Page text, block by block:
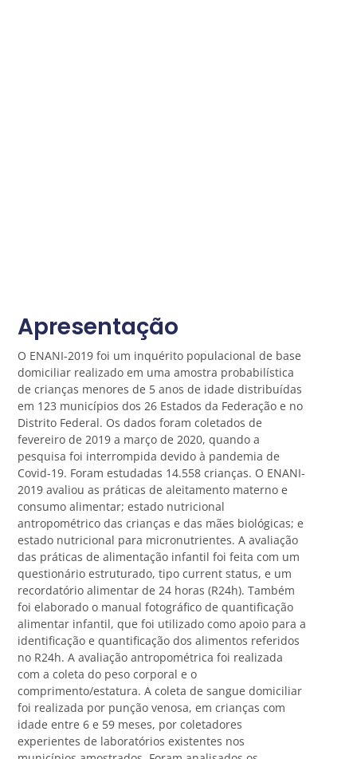
Apresentação
O ENANI-2019 foi um inquérito populacional de base
domiciliar realizado em uma amostra probabilística
de crianças menores de 5 anos de idade distribuídas
em 123 municípios dos 26 Estados da Federação e no
Distrito Federal. Os dados foram coletados de
fevereiro de 2019 a março de 2020, quando a
pesquisa foi interrompida devido à pandemia de
Covid-19. Foram estudadas 14.558 crianças. O ENANI-
2019 avaliou as práticas de aleitamento materno e
consumo alimentar; estado nutricional
antropométrico das crianças e das mães biológicas; e
estado nutricional para micronutrientes. A avaliação
das práticas de alimentação infantil foi feita com um
questionário estruturado, tipo current status, e um
recordatório alimentar de 24 horas (R24h). Também
foi elaborado o manual fotográfico de quantificação
alimentar infantil, que foi utilizado como apoio para a
identificação e quantificação dos alimentos referidos
no R24h. A avaliação antropométrica foi realizada
com a coleta do peso corporal e o
comprimento/estatura. A coleta de sangue domiciliar
foi realizada por punção venosa, em crianças com
idade entre 6 e 59 meses, por coletadores
experientes de laboratórios existentes nos